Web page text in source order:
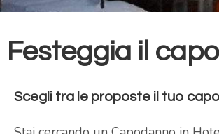
Festeggia il
Scegli tra le proposte il tuo